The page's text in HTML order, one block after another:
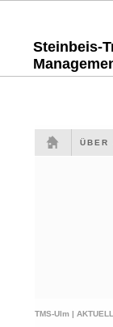
Steinbeis-
ÜBER
TMS-Ulm |